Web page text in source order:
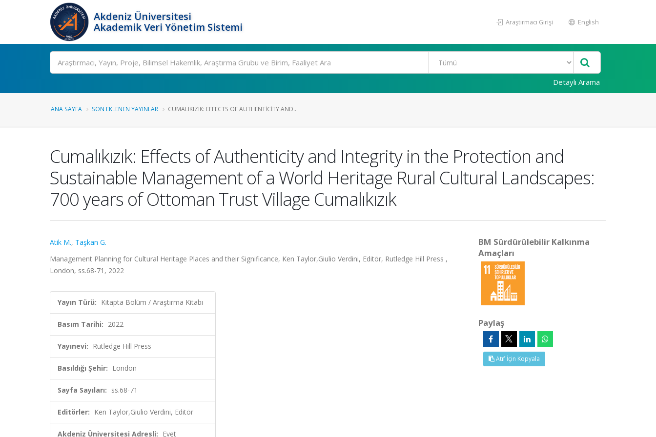
Akdeniz Üniversitesi
Akademik Veri Yönetim Sistemi
Araştırmacı Girişi English
Ara
Detaylı Arama
ANA SAYFA SON EKLENEN YAYINLAR CUMALIKIZIK: EFFECTS OF AUTHENTICITY AND...
Cumalıkızık: Effects of Authenticity and Integrity in the Protection and
Sustainable Management of a World Heritage Rural Cultural Landscapes:
700 years of Ottoman Trust Village Cumalıkızık
Atik M., Taşkan G.
Management Planning for Cultural Heritage Places and their Significance, Ken Taylor,Giulio Verdini, Editör, Rutledge Hill Press ,
London, ss.68-71, 2022
Yayın Türü: Kitapta Bölüm / Araştırma Kitabı
Basım Tarihi: 2022
Yayınevi: Rutledge Hill Press
Basıldığı Şehir: London
Sayfa Sayıları: ss.68-71
Editörler: Ken Taylor,Giulio Verdini, Editör
Akdeniz Üniversitesi Adresli: Evet
BM Sürdürülebilir Kalkınma
Amaçları
Paylaş
Atıf İçin Kopyala